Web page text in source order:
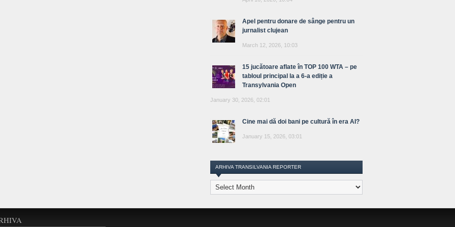
Apel pentru donare de sânge pentru un
jurnalist clujean
March 12, 2026, 10:03
15 jucătoare aflate în TOP 100 WTA – pe
tabloul principal la a 6-a ediție a
Transylvania Open
January 30, 2026, 02:01
Cine mai dă doi bani pe cultură în era AI?
January 15, 2026, 03:01
ARHIVA TRANSILVANIA REPORTER
Arhiva
Transilvania